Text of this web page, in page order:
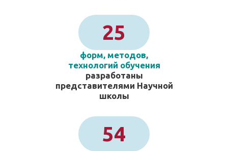
25
форм, методов,
технологий обучения
разработаны
представителями Научной
школы
54